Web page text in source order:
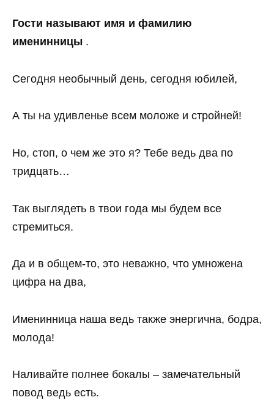
Гости называют имя и фамилию
именинницы .
Сегодня необычный день, сегодня юбилей,
А ты на удивленье всем моложе и стройней!
Но, стоп, о чем же это я? Тебе ведь два по
тридцать…
Так выглядеть в твои года мы будем все
стремиться.
Да и в общем-то, это неважно, что умножена
цифра на два,
Именинница наша ведь также энергична, бодра,
молода!
Наливайте полнее бокалы – замечательный
повод ведь есть.